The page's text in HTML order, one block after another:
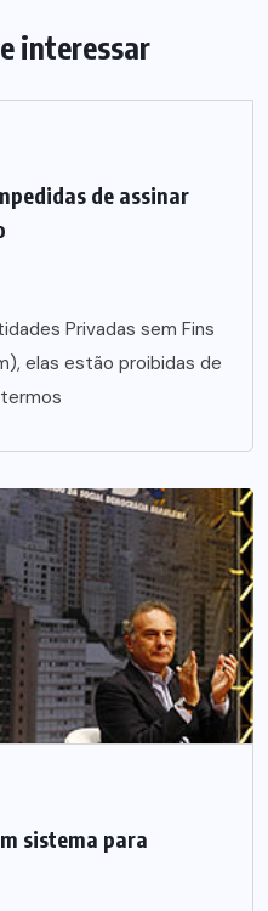
interessar
de assinar
Privadas sem Fins
elas estão proibidas de
sistema para